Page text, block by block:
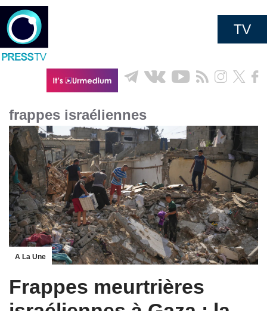
TV
frappes israéliennes
A La Une
Frappes meurtrières